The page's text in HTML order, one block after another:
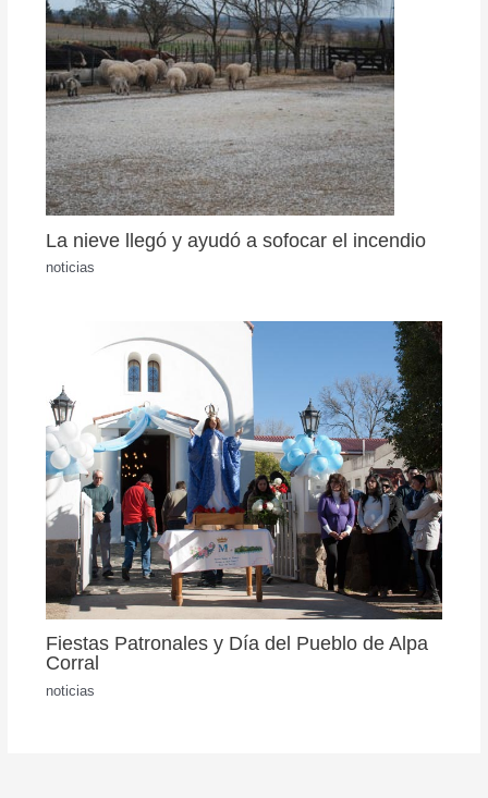
La nieve llegó y ayudó a sofocar el incendio
noticias
Fiestas Patronales y Día del Pueblo de Alpa
Corral
noticias